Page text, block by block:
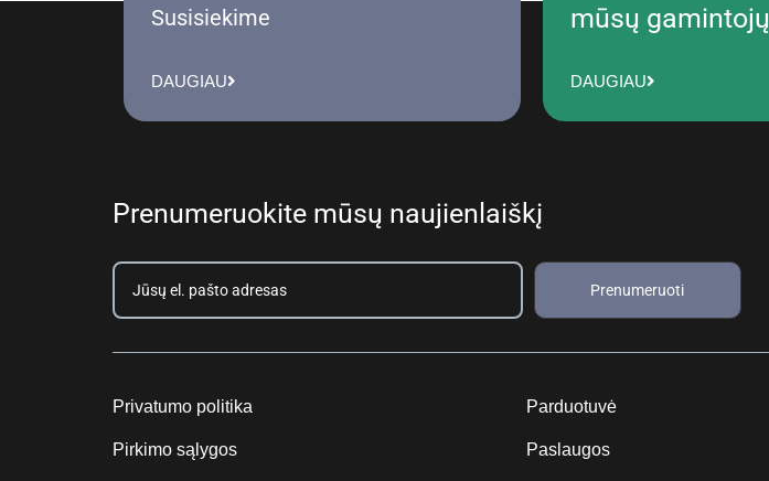
Susisiekime
DAUGIAU
mūsų gamintojų
DAUGIAU
Prenumeruokite mūsų naujienlaiškį
Prenumeruoti
Privatumo politika
Pirkimo sąlygos
Parduotuvė
Paslaugos